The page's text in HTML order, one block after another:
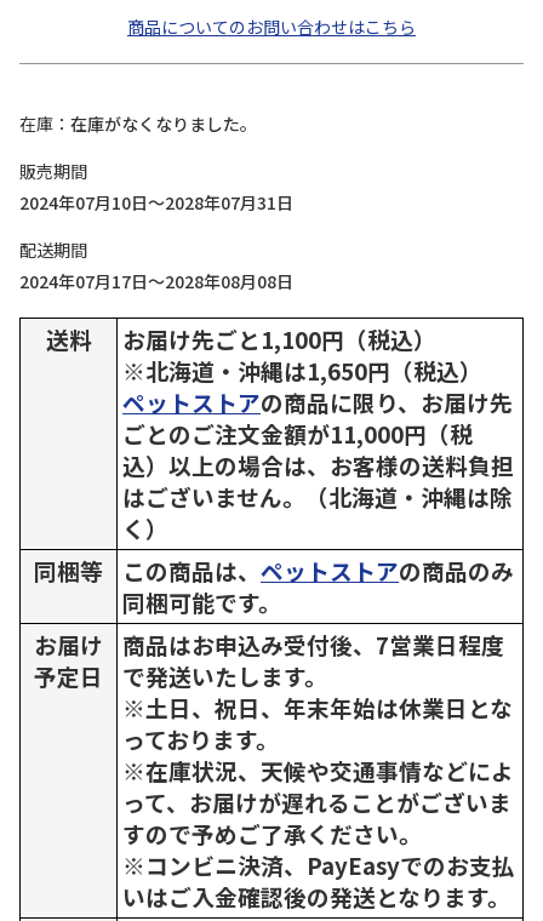
商品についてのお問い合わせはこちら
在庫
在庫がなくなりました。
販売期間
2024年07月10日～2028年07月31日
配送期間
2024年07月17日～2028年08月08日
送料
お届け先ごと1,100円（税込）
※北海道・沖縄は1,650円（税込）
ペットストアの商品に限り、お届け先
ごとのご注文金額が11,000円（税
込）以上の場合は、お客様の送料負担
はございません。（北海道・沖縄は除
く）
同梱等
この商品は、 ペットストアの商品のみ
同梱可能です。
お届け
予定日
商品はお申込み受付後、7営業日程度
で発送いたします。
※土日、祝日、年末年始は休業日とな
っております。
※在庫状況、天候や交通事情などによ
って、お届けが遅れることがございま
すので予めご了承ください。
※コンビニ決済、PayEasyでのお支払
いはご入金確認後の発送となります。